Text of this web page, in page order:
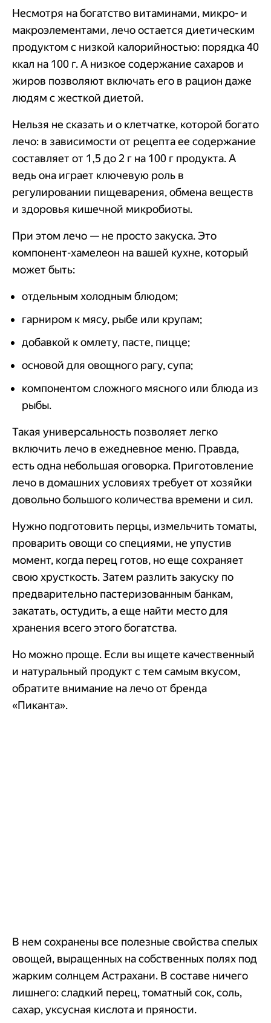
Несмотря на богатство витаминами, микро- и
макроэлементами, лечо остается диетическим
продуктом с низкой калорийностью: порядка 40
ккал на 100 г. А низкое содержание сахаров и
жиров позволяют включать его в рацион даже
людям с жесткой диетой.
Нельзя не сказать и о клетчатке, которой богато
лечо: в зависимости от рецепта ее содержание
составляет от 1,5 до 2 г на 100 г продукта. А
ведь она играет ключевую роль в
регулировании пищеварения, обмена веществ
и здоровья кишечной микробиоты.
При этом лечо — не просто закуска. Это
компонент-хамелеон на вашей кухне, который
может быть:
отдельным холодным блюдом;
гарниром к мясу, рыбе или крупам;
добавкой к омлету, пасте, пицце;
основой для овощного рагу, супа;
компонентом сложного мясного или блюда из
рыбы.
Такая универсальность позволяет легко
включить лечо в ежедневное меню. Правда,
есть одна небольшая оговорка. Приготовление
лечо в домашних условиях требует от хозяйки
довольно большого количества времени и сил.
Нужно подготовить перцы, измельчить томаты,
проварить овощи со специями, не упустив
момент, когда перец готов, но еще сохраняет
свою хрусткость. Затем разлить закуску по
предварительно пастеризованным банкам,
закатать, остудить, а еще найти место для
хранения всего этого богатства.
Но можно проще. Если вы ищете качественный
и натуральный продукт с тем самым вкусом,
обратите внимание на лечо от бренда
«Пиканта».
В нем сохранены все полезные свойства спелых
овощей, выращенных на собственных полях под
жарким солнцем Астрахани. В составе ничего
лишнего: сладкий перец, томатный сок, соль,
сахар, уксусная кислота и пряности.